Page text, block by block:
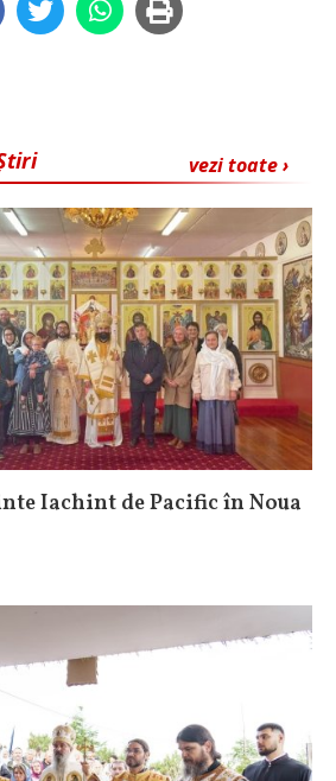
vezi toate ›
Iachint de Pacific în Noua